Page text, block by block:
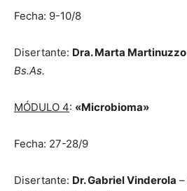
Fecha: 9-10/8
Disertante: Dra. Marta Martinuzzo
Bs.As.
MÓDULO 4: «Microbioma»
Fecha: 27-28/9
Disertante: Dr. Gabriel Vinderola –